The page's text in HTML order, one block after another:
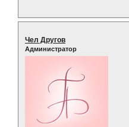
Чел Другов
Администратор